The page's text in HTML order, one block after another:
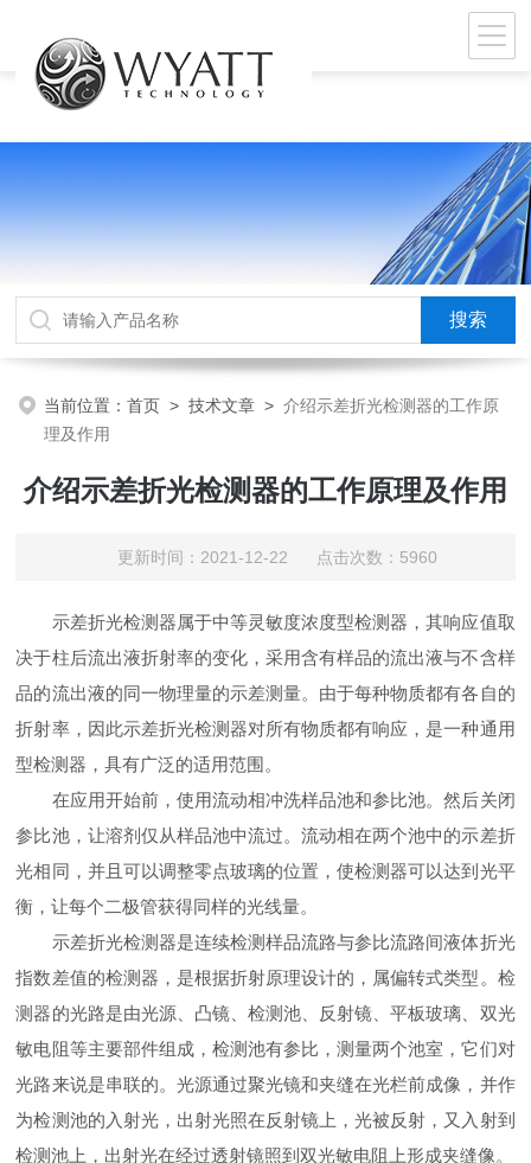
当前位置：首页 >技术文章 >介绍示差折光检测器的工作原
理及作用
介绍示差折光检测器的工作原理及作用
更新时间：2021-12-22 点击次数：5960
示差折光检测器属于中等灵敏度浓度型检测器，其响应值取
决于柱后流出液折射率的变化，采用含有样品的流出液与不含样
品的流出液的同一物理量的示差测量。由于每种物质都有各自的
折射率，因此示差折光检测器对所有物质都有响应，是一种通用
型检测器，具有广泛的适用范围。
在应用开始前，使用流动相冲洗样品池和参比池。然后关闭
参比池，让溶剂仅从样品池中流过。流动相在两个池中的示差折
光相同，并且可以调整零点玻璃的位置，使检测器可以达到光平
衡，让每个二极管获得同样的光线量。
示差折光检测器是连续检测样品流路与参比流路间液体折光
指数差值的检测器，是根据折射原理设计的，属偏转式类型。检
测器的光路是由光源、凸镜、检测池、反射镜、平板玻璃、双光
敏电阻等主要部件组成，检测池有参比，测量两个池室，它们对
光路来说是串联的。光源通过聚光镜和夹缝在光栏前成像，并作
为检测池的入射光，出射光照在反射镜上，光被反射，又入射到
检测池上，出射光在经过透射镜照到双光敏电阻上形成夹缝像。